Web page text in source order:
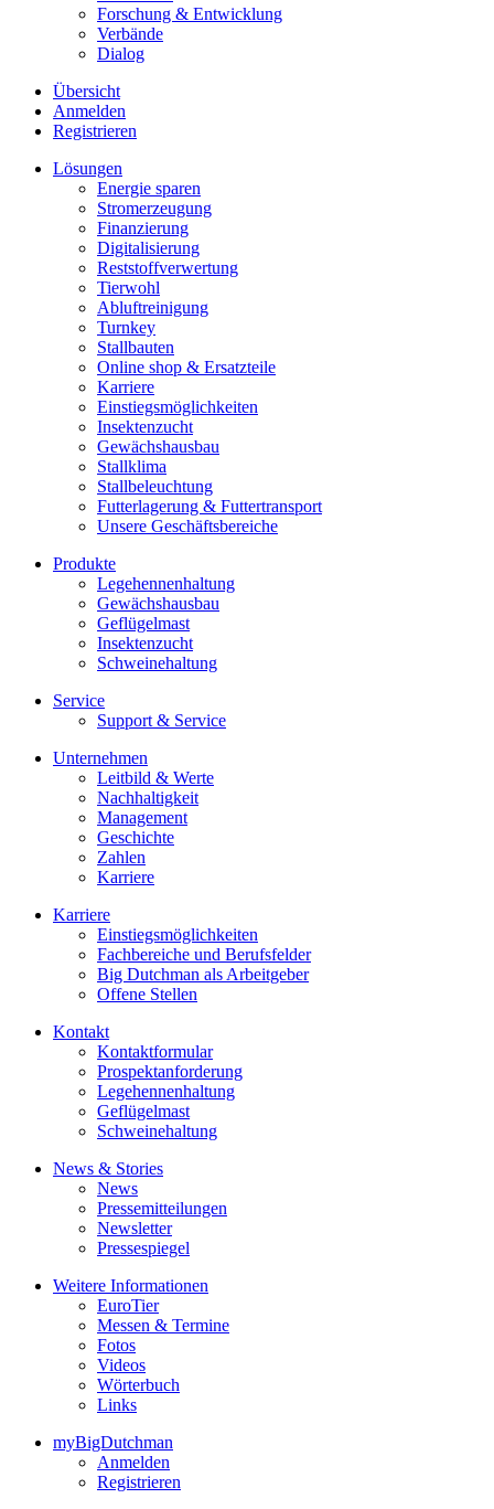
Forschung & Entwicklung
Verbände
Dialog
Übersicht
Anmelden
Registrieren
Lösungen
Energie sparen
Stromerzeugung
Finanzierung
Digitalisierung
Reststoffverwertung
Tierwohl
Abluftreinigung
Turnkey
Stallbauten
Online shop & Ersatzteile
Karriere
Einstiegsmöglichkeiten
Insektenzucht
Gewächshausbau
Stallklima
Stallbeleuchtung
Futterlagerung & Futtertransport
Unsere Geschäftsbereiche
Produkte
Legehennenhaltung
Gewächshausbau
Geflügelmast
Insektenzucht
Schweinehaltung
Service
Support & Service
Unternehmen
Leitbild & Werte
Nachhaltigkeit
Management
Geschichte
Zahlen
Karriere
Karriere
Einstiegsmöglichkeiten
Fachbereiche und Berufsfelder
Big Dutchman als Arbeitgeber
Offene Stellen
Kontakt
Kontaktformular
Prospektanforderung
Legehennenhaltung
Geflügelmast
Schweinehaltung
News & Stories
News
Pressemitteilungen
Newsletter
Pressespiegel
Weitere Informationen
EuroTier
Messen & Termine
Fotos
Videos
Wörterbuch
Links
myBigDutchman
Anmelden
Registrieren